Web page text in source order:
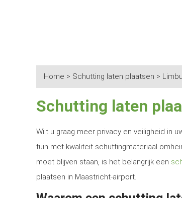
Home > Schutting laten plaatsen >
Schutting laten
Wilt u graag meer privacy en veiligheid in
tuin met kwaliteit schuttingmateriaal
moet blijven staan, is het belangrijk een
plaatsen in Maastricht-airport.